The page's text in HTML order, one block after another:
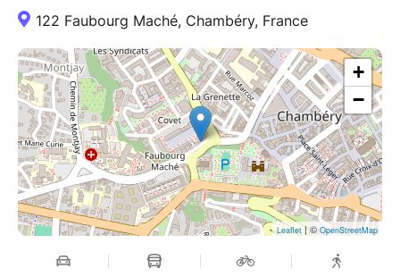
122 Faubourg Maché, Chambéry, France
+
−
Leaflet| © OpenStreetMap